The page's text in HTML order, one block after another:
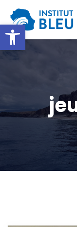
Ouvrir la